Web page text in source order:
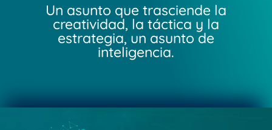
Un asunto que trasciende la
creatividad, la táctica y la
estrategia, un asunto de
inteligencia.